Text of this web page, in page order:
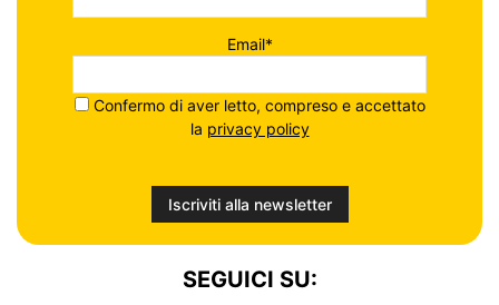
Email*
Confermo di aver letto, compreso e accettato
la privacy policy
SEGUICI SU: